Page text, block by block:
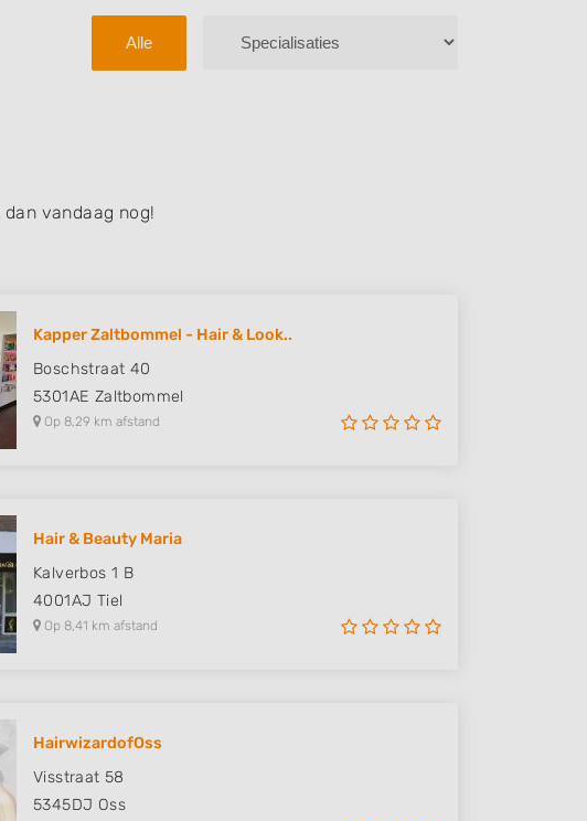
Alle
vandaag nog!
Kapper Zaltbommel - Hair & Look..
Boschstraat 40
5301AE Zaltbommel
Op 8,29 km afstand
Hair & Beauty Maria
Kalverbos 1 B
4001AJ Tiel
Op 8,41 km afstand
HairwizardofOss
Visstraat 58
5345DJ Oss